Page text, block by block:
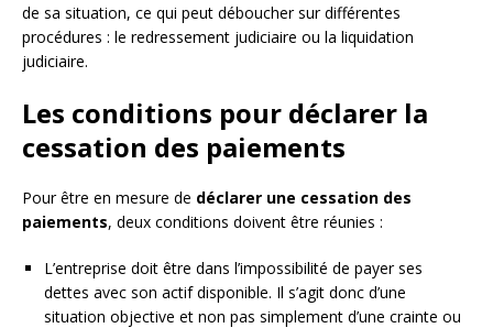
de sa situation, ce qui peut déboucher sur différentes
procédures : le redressement judiciaire ou la liquidation
judiciaire.
Les conditions pour déclarer la
cessation des paiements
Pour être en mesure de déclarer une cessation des
paiements, deux conditions doivent être réunies :
L’entreprise doit être dans l’impossibilité de payer ses
dettes avec son actif disponible. Il s’agit donc d’une
situation objective et non pas simplement d’une crainte ou